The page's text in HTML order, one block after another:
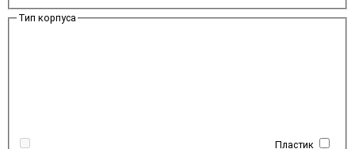
Тип корпуса
Пластик